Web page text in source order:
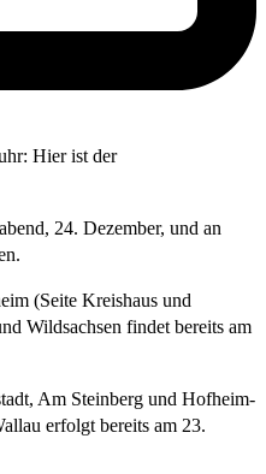
24. Dezember, und an
(Seite Kreishaus und
Wildsachsen findet bereits am
Am Steinberg und Hofheim-
erfolgt bereits am 23.